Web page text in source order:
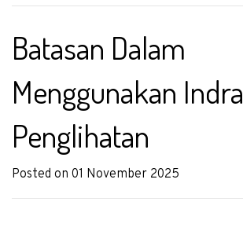
Batasan Dalam
Menggunakan Indra
Penglihatan
Posted on 01 November 2025